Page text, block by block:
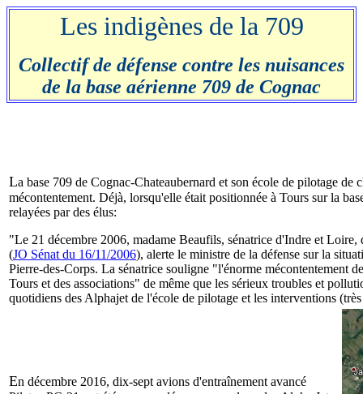
Les indigènes de la 709
Collectif de défense contre les nuisances
de la base aérienne 709 de Cognac
La base 709 de Cognac-Chateaubernard et son école de pilotage de
mécontentement. Déjà, lorsqu'elle était positionnée à Tours sur la
relayées par des élus:
"Le 21 décembre 2006, madame Beaufils, sénatrice d'Indre et Loire,
(JO Sénat du 16/11/2006), alerte le ministre de la défense sur la
Pierre-des-Corps. La sénatrice souligne "l'énorme mécontentement
Tours et des associations" de même que les sérieux troubles et
quotidiens des Alphajet de l'école de pilotage et les interventions
En décembre 2016, dix-sept avions d'entraînement avancé